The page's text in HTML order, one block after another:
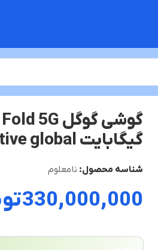
گیگابایت us/ca/jp/gb not active global
شناسه محصول: نامعلوم
330,000,000